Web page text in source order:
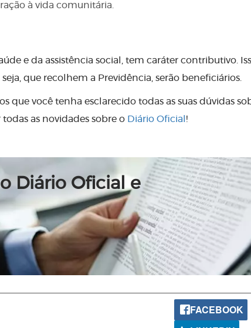
à vida comunitária.
e da assistência social, tem caráter contributivo.
que recolhem a Previdência, serão beneficiários.
que você tenha esclarecido todas as suas dúvidas
as novidades sobre o Diário Oficial !
Diário Oficial e
FACEBOOK